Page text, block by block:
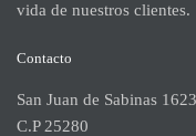
vida de nuestros clientes.
Contacto
San Juan de Sabinas
C.P 25280